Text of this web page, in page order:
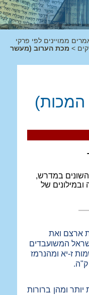
ממויינים לפי פרקי
> מכת הערוב (מעשר
במדרש,
של
ארצם ואת
המשועבדים
ז-יא ומהנרמז
יותר ומהן ברורות